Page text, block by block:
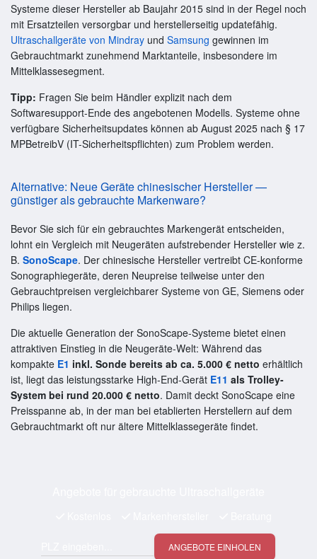
Systeme dieser Hersteller ab Baujahr 2015 sind in der Regel noch
mit Ersatzteilen versorgbar und herstellerseitig updatefähig.
Ultraschallgeräte von Mindray und Samsung gewinnen im
Gebrauchtmarkt zunehmend Marktanteile, insbesondere im
Mittelklassesegment.
Tipp: Fragen Sie beim Händler explizit nach dem
Softwaresupport-Ende des angebotenen Modells. Systeme ohne
verfügbare Sicherheitsupdates können ab August 2025 nach § 17
MPBetreibV (IT-Sicherheitspflichten) zum Problem werden.
Alternative: Neue Geräte chinesischer Hersteller —
günstiger als gebrauchte Markenware?
Bevor Sie sich für ein gebrauchtes Markengerät entscheiden,
lohnt ein Vergleich mit Neugeräten aufstrebender Hersteller wie z.
B. SonoScape. Der chinesische Hersteller vertreibt CE-konforme
Sonographiegeräte, deren Neupreise teilweise unter den
Gebrauchtpreisen vergleichbarer Systeme von GE, Siemens oder
Philips liegen.
Die aktuelle Generation der SonoScape-Systeme bietet einen
attraktiven Einstieg in die Neugeräte-Welt: Während das
kompakte E1 inkl. Sonde bereits ab ca. 5.000 € netto erhältlich
ist, liegt das leistungsstarke High-End-Gerät E11 als Trolley-
System bei rund 20.000 € netto. Damit deckt SonoScape eine
Preisspanne ab, in der man bei etablierten Herstellern auf dem
Gebrauchtmarkt oft nur ältere Mittelklassegeräte findet.
ANGEBOTE EINHOLEN